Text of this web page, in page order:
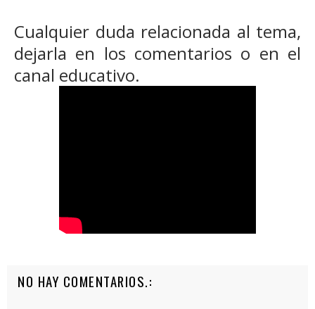
Cualquier duda relacionada al tema,
dejarla en los comentarios o en el
canal educativo.
NO HAY COMENTARIOS.: